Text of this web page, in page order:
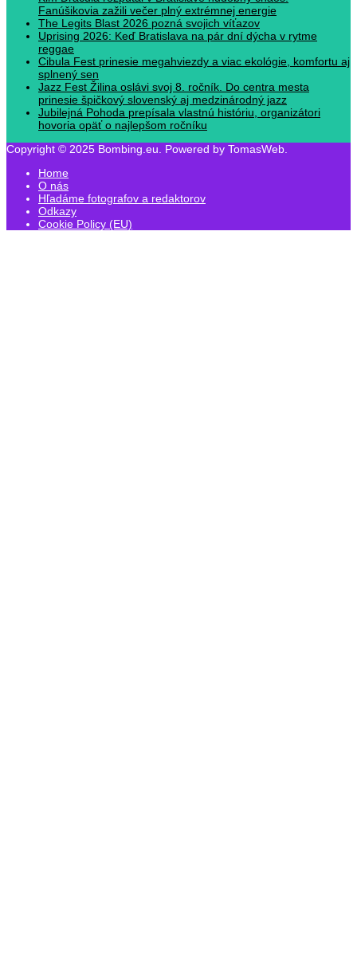
Fanúšikovia zažili večer plný extrémnej energie
The Legits Blast 2026 pozná svojich víťazov
Uprising 2026: Keď Bratislava na pár dní dýcha v rytme
reggae
Cibula Fest prinesie megahviezdy a viac ekológie, komfortu aj
splnený sen
Jazz Fest Žilina oslávi svoj 8. ročník. Do centra mesta
prinesie špičkový slovenský aj medzinárodný jazz
Jubilejná Pohoda prepísala vlastnú históriu, organizátori
hovoria opäť o najlepšom ročníku
Copyright © 2025 Bombing.eu. Powered by TomasWeb.
Home
O nás
Hľadáme fotografov a redaktorov
Odkazy
Cookie Policy (EU)